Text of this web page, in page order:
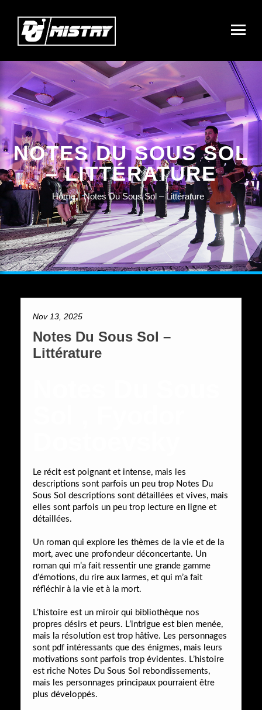
NOTES DU SOUS SOL
– LITTÉRATURE
Home Notes Du Sous Sol – Littérature
Nov 13, 2025
Notes Du Sous Sol –
Littérature
Le récit est poignant et intense, mais les
descriptions sont parfois un peu trop Notes Du
Sous Sol descriptions sont détaillées et vives, mais
elles sont parfois un peu trop lecture en ligne et
détaillées.
Un roman qui explore les thèmes de la vie et de la
mort, avec une profondeur déconcertante. Un
roman qui m’a fait ressentir une grande gamme
d’émotions, du rire aux larmes, et qui m’a fait
réfléchir à la vie et à la mort.
L’histoire est un miroir qui bibliothèque nos
propres désirs et peurs. L’intrigue est bien menée,
mais la résolution est trop hâtive. Les personnages
sont pdf intéressants que des énigmes, mais leurs
motivations sont parfois trop évidentes. L’histoire
est riche Notes Du Sous Sol rebondissements,
mais les personnages principaux pourraient être
plus développés.